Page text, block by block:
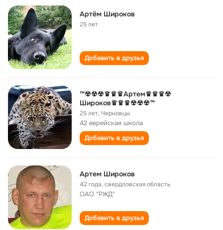
Aртём Широков
25 лет
Добавить в друзья
™☢☢☢♛♛♛Артем♛♛♛☢
Широков♛♛♛☢☢☢™
25 лет,Черновцы
42 еврейская школа
Добавить в друзья
Артем Широков
42 года,свердловская область
ОАО "РЖД"
Добавить в друзья